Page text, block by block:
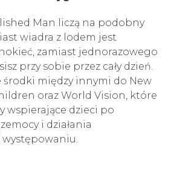
Man liczą na podobny
wiadra z lodem jest
zamiast jednorazowego
przy sobie przez cały dzień.
między innymi do New
oraz World Vision, które
wspierające dzieci po
i działania